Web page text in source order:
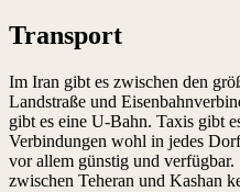
Transport
Im Iran gibt es zwischen den
Landstraße und
gibt es eine U-Bahn. Taxis gibt
Verbindungen wohl in jedes
vor allem günstig und
zwischen Teheran und Kashan